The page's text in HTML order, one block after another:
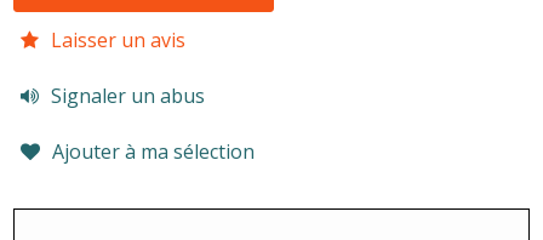
Laisser un avis
Signaler un abus
Ajouter à ma sélection